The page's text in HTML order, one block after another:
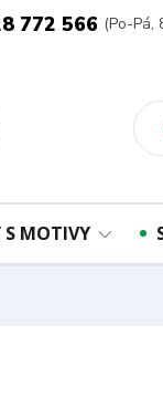
772 566 (Po-Pá,
S MOTIVY